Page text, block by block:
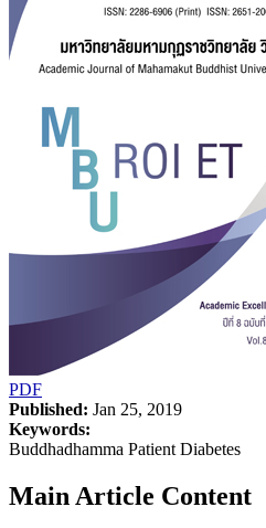
PDF
Published: Jan 25, 2019
Keywords:
Buddhadhamma Patient Diabetes
Main Article Content